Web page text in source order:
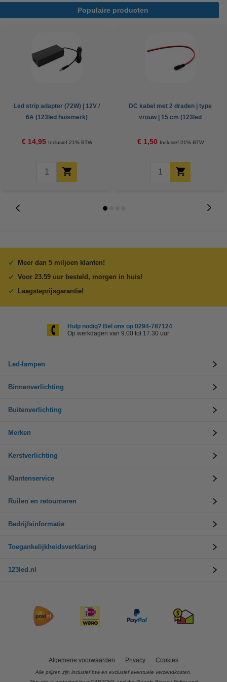
Populaire producten
Led strip adapter (72W) | 12V /
6A (123led huismerk)
€ 14,95 Inclusief 21% BTW
DC kabel met 2 draden | type
vrouw | 15 cm (123led
€ 1,50 Inclusief 21% BTW
Meer dan 5 miljoen klanten!
Voor 23.59 uur besteld, morgen in huis!
Laagsteprijsgarantie!
Hulp nodig? Bel ons op 0294-787124
Op werkdagen van 9.00 tot 17.30 uur
Led-lampen
Binnenverlichting
Buitenverlichting
Merken
Kerstverlichting
Klantenservice
Ruilen en retourneren
Bedrijfsinformatie
Toegankelijkheidsverklaring
123led.nl
Algemene voorwaarden Privacy Cookies
Alle prijzen zijn inclusief btw en exclusief eventuele verzendkosten.